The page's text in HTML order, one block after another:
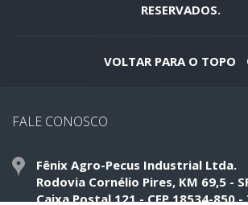
RESERVADOS.
VOLTAR PARA O TOPO
FALE CONOSCO
Fênix Agro-Pecus Industrial Ltda.
Rodovia Cornélio Pires, KM 69,5 -
Caixa Postal 121 - CEP 18534-850 -